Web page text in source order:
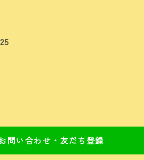
問い合わせ・友だち登録